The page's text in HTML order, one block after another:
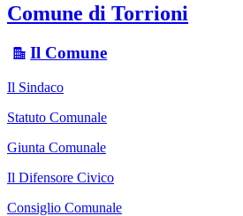
Comune di Torrioni
Il Comune
Il Sindaco
Statuto Comunale
Giunta Comunale
Il Difensore Civico
Consiglio Comunale